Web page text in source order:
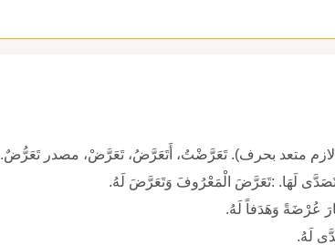
متعد بحرف). تَعَرَّضْتُ، أَتَعَرَّضُ، تَعَرَّضْ، مصدر تَعَرُّضٌ.
تَصَدَّى لَهَا. :تَعَرَّضَ الْمَعْرُوفَ وَتَعَرَّضَ لَهُ.
عُرْضَةً وَهَدَفاً لَهُ.
لَهُ.